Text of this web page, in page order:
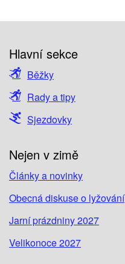
Hlavní sekce
Běžky
Rady a tipy
Sjezdovky
Nejen v zimě
Články a novinky
Obecná diskuse o lyžování
Jarní prázdniny 2027
Velikonoce 2027